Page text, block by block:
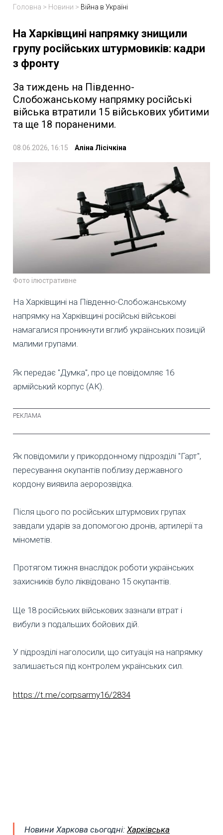
Головна > Новини > Війна в Україні
На Харківщині напрямку знищили
групу російських штурмовиків: кадри
з фронту
За тиждень на Південно-
Слобожанському напрямку російські
війська втратили 15 військових убитими
та ще 18 пораненими.
08.06.2026, 16:15 Аліна Лісічкіна
Фото ілюстративне
На Харківщині на Південно-Слобожанському
напрямку на Харківщині російські військові
намагалися проникнути вглиб українських позицій
малими групами.
Як передає "Думка", про це повідомляє 16
армійський корпус (АК).
Як повідомили у прикордонному підрозділі "Гарт",
пересування окупантів поблизу державного
кордону виявила аеророзвідка.
Після цього по російських штурмових групах
завдали ударів за допомогою дронів, артилерії та
мінометів.
Протягом тижня внаслідок роботи українських
захисників було ліквідовано 15 окупантів.
Ще 18 російських військових зазнали втрат і
вибули з подальших бойових дій.
У підрозділі наголосили, що ситуація на напрямку
залишається під контролем українських сил.
https://t.me/corpsarmy16/2834
Новини Харкова сьогодні: Харківська